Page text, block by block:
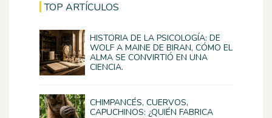
TOP ARTÍCULOS
HISTORIA DE LA PSICOLOGÍA: DE
WOLF A MAINE DE BIRAN, CÓMO EL
ALMA SE CONVIRTIÓ EN UNA
CIENCIA.
CHIMPANCÉS, CUERVOS,
CAPUCHINOS: ¿QUIÉN FABRICA